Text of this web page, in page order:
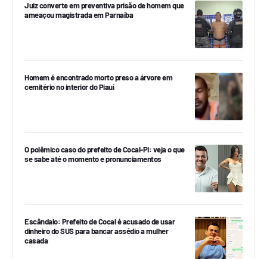
Juiz converte em preventiva prisão de homem que
ameaçou magistrada em Parnaíba
Homem é encontrado morto preso a árvore em
cemitério no interior do Piauí
O polêmico caso do prefeito de Cocal-PI: veja o que
se sabe até o momento e pronunciamentos
Escândalo: Prefeito de Cocal é acusado de usar
dinheiro do SUS para bancar assédio a mulher
casada